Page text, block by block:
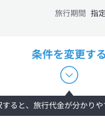
旅行期間 指
すると、旅行代金が分かりや